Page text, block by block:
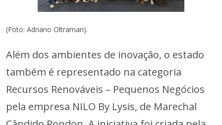
(Foto: Adriano Oltramari).
Além dos ambientes de inovação, o estado
também é representado na categoria
Recursos Renováveis – Pequenos Negócios
pela empresa NILO By Lysis, de Marechal